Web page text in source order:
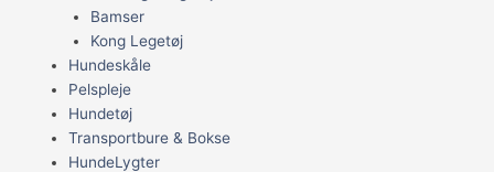
Bamser
Kong Legetøj
Hundeskåle
Pelspleje
Hundetøj
Transportbure & Bokse
HundeLygter